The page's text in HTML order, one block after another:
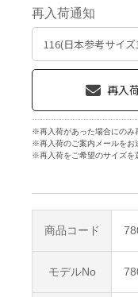
商品コード
モデルNo
再入荷通知
※再入荷があった場合にのみ
※再入荷のご案内メールをお
※再入荷をご希望のサイズを